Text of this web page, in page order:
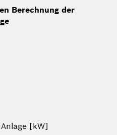
Berechnung der
[kW]